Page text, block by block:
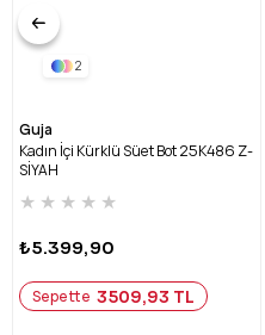
2
Guja
Kadın İçi Kürklü Süet Bot 25K486 Z-
SİYAH
★ ★ ★ ★ ★
₺5.399,90
Sepette 3509,93 TL